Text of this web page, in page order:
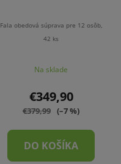
Fala obedová súprava pre 12 osôb,
42 ks
Na sklade
€349,90
€379,99 (–7 %)
DO KOŠÍKA